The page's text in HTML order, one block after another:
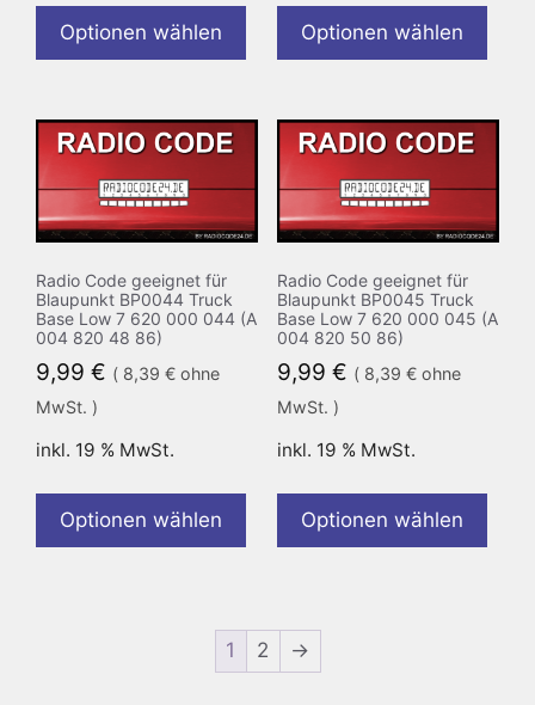
Optionen wählen Optionen wählen
Radio Code geeignet für
Blaupunkt BP0044 Truck
Base Low 7 620 000 044 (A
004 820 48 86)
9,99 € ( 8,39 € ohne
MwSt. )
inkl. 19 % MwSt.
Optionen wählen
Radio Code geeignet für
Blaupunkt BP0045 Truck
Base Low 7 620 000 045 (A
004 820 50 86)
9,99 € ( 8,39 €ohne
MwSt. )
inkl. 19 % MwSt.
Optionen wählen
1 2 →